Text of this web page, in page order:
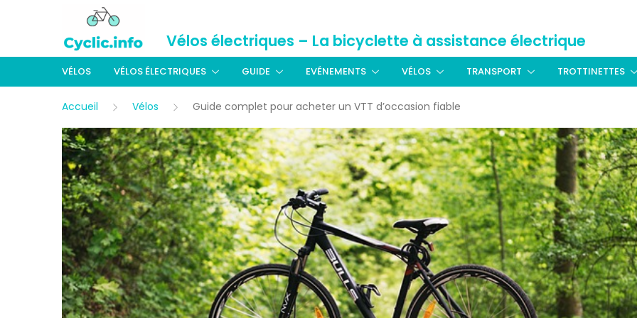
Vélos électriques – La bicyclette à assistance électrique
VÉLOS VÉLOS ÉLECTRIQUES GUIDE EVÉNEMENTS VÉLOS TRANSPORT TROTTINETTES
Accueil Vélos Guide complet pour acheter un VTT d’occasion fiable